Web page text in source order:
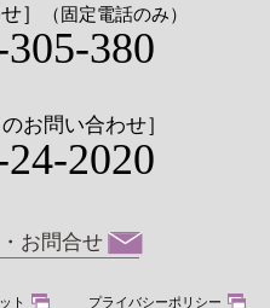
］ （固定電話のみ）
380
お問い合わせ］
2020
お問合せ
ト プライバシーポリシー